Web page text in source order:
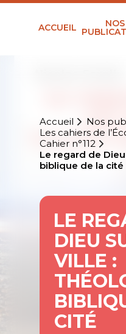
ACCUEIL NOS
Accueil
Nos
Les cahiers de
Cahier n°112
Le regard de
biblique de la cité
LE
DIEU
VILLE :
CITÉ